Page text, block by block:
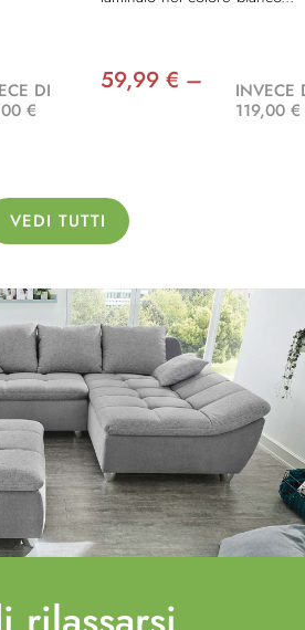
DI
€
59,99 € –
INVECE
119,00 €
VEDI TUTTI